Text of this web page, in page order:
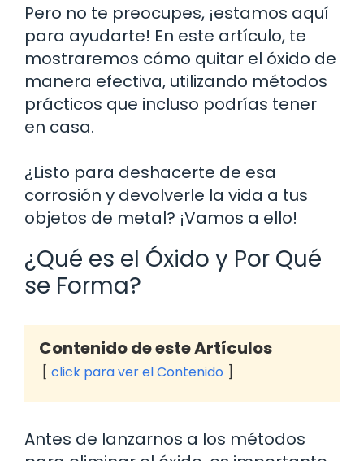
Pero no te preocupes, ¡estamos aquí
para ayudarte! En este artículo, te
mostraremos cómo quitar el óxido de
manera efectiva, utilizando métodos
prácticos que incluso podrías tener
en casa.
¿Listo para deshacerte de esa
corrosión y devolverle la vida a tus
objetos de metal? ¡Vamos a ello!
¿Qué es el Óxido y Por Qué
se Forma?
Contenido de este Artículos
click para ver el Contenido
Antes de lanzarnos a los métodos